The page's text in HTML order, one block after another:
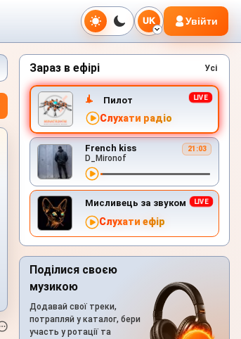
UK Увійти
Зараз в ефірі Усі
Пилот
Слухати радіо
French kiss 21:03
D_Mironof
Мисливець за звуком
Слухати ефір
Поділися своєю
музикою
Додавай свої треки,
потрапляй у каталог, бери
участь у ротації та